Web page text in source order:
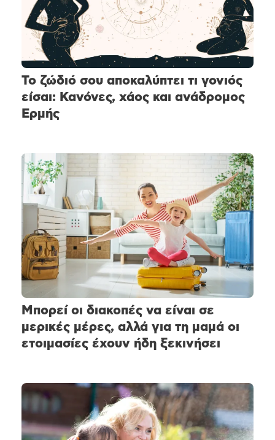
Το ζώδιό σου αποκαλύπτει τι γονιός
είσαι: Κανόνες, χάος και ανάδρομος
Ερμής
Μπορεί οι διακοπές να είναι σε
μερικές μέρες, αλλά για τη μαμά οι
ετοιμασίες έχουν ήδη ξεκινήσει